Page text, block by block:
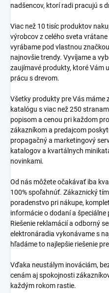
nadšencov, ktorí radi pracujú s
Viac než 10 tisíc produktov
výrobcov z celého sveta
vyrábame pod vlastnou
najnovšie trendy. Vyvíjame a
zaujímavé produkty, ktoré Vám
prácu s drevom.
Všetky produkty pre Vás
katalógu s viac než 250
popisom a cenou pri každom
zákazníkom a predajcom
propagačný a marketingový
katalogov a kvartálnych
novinkami.
Od nás môžete očakávať iba
100% spoľahnúť. Zákaznický
poradenstvo pri nákupe,
informácie o dodaní a špeciálne
Riešenie reklamácií a odborný
elektronáradia vykonávame s
hľadáme to najlepšie riešenie
Vďaka neustálym inováciám,
cenám aj spokojnosti
každým rokom rastie.